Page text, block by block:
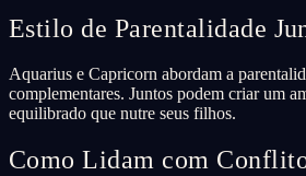
Estilo de Parentalidade
Aquarius e Capricorn abordam a
complementares. Juntos podem criar um
equilibrado que nutre seus filhos.
Como Lidam com